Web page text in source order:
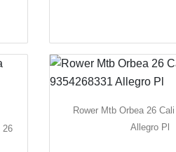
26
Rower Mtb Orbea 26 Cali
Allegro Pl